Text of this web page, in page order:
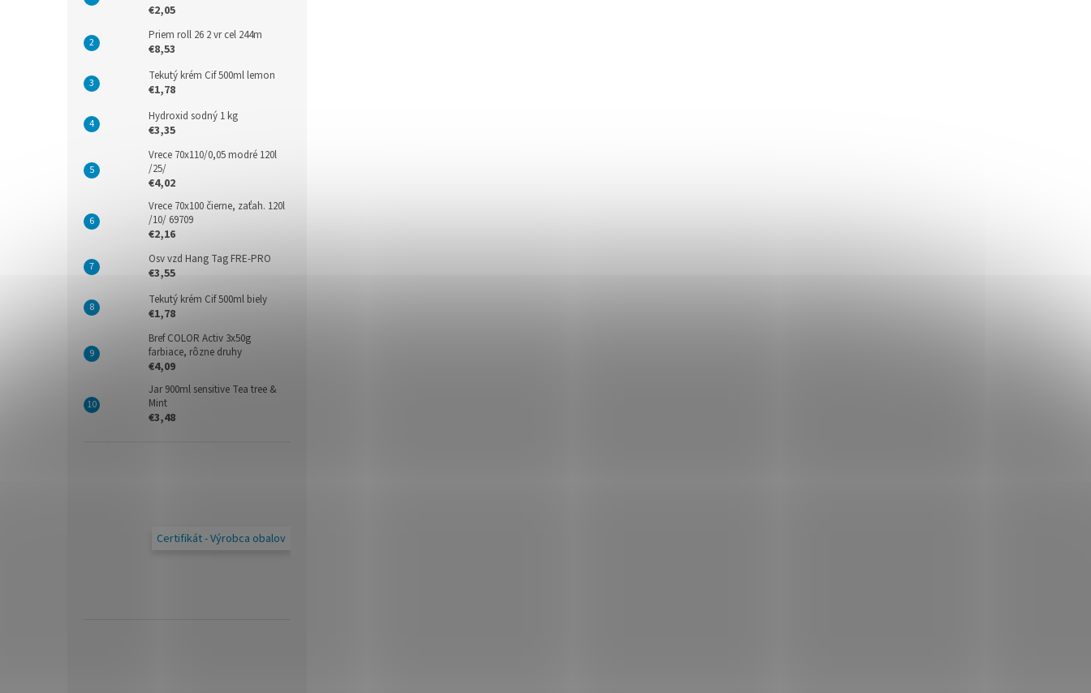
€2,05
Priem roll 26 2 vr cel 244m
€8,53
Tekutý krém Cif 500ml lemon
€1,78
Hydroxid sodný 1 kg
€3,35
Vrece 70x110/0,05 modré 120l
/25/
€4,02
Vrece 70x100 čierne, zaťah. 120l
/10/ 69709
€2,16
Osv vzd Hang Tag FRE-PRO
€3,55
Tekutý krém Cif 500ml biely
€1,78
Bref COLOR Activ 3x50g
farbiace, rôzne druhy
€4,09
Jar 900ml sensitive Tea tree &
Mint
€3,48
Certifikát - Výrobca obalov